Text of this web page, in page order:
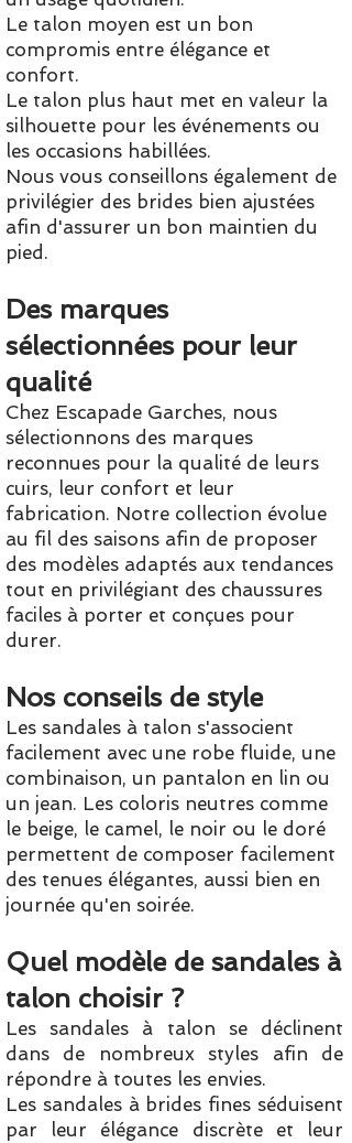
Le talon moyen est un bon
compromis entre élégance et
confort.
Le talon plus haut met en valeur la
silhouette pour les événements ou
les occasions habillées.
Nous vous conseillons également de
privilégier des brides bien ajustées
afin d'assurer un bon maintien du
pied.
Des marques
sélectionnées pour leur
qualité
Chez Escapade Garches, nous
sélectionnons des marques
reconnues pour la qualité de leurs
cuirs, leur confort et leur
fabrication. Notre collection évolue
au fil des saisons afin de proposer
des modèles adaptés aux tendances
tout en privilégiant des chaussures
faciles à porter et conçues pour
durer.
Nos conseils de style
Les sandales à talon s'associent
facilement avec une robe fluide, une
combinaison, un pantalon en lin ou
un jean. Les coloris neutres comme
le beige, le camel, le noir ou le doré
permettent de composer facilement
des tenues élégantes, aussi bien en
journée qu'en soirée.
Quel modèle de sandales à
talon choisir ?
Les sandales à talon se déclinent
dans de nombreux styles afin de
répondre à toutes les envies.
Les sandales à brides fines séduisent
par leur élégance discrète et leur